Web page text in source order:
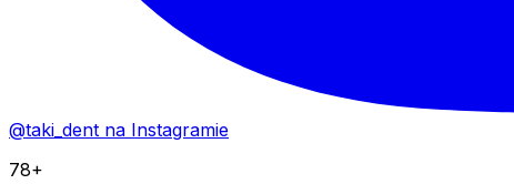
@taki_dent na Instagramie
78+